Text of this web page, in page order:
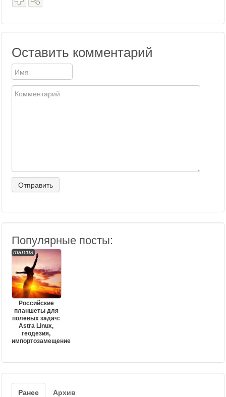
Оставить комментарий
Популярные посты:
marcus
Российские
планшеты для
полевых задач:
Astra Linux,
геодезия,
импортозамещение
Ранее Архив